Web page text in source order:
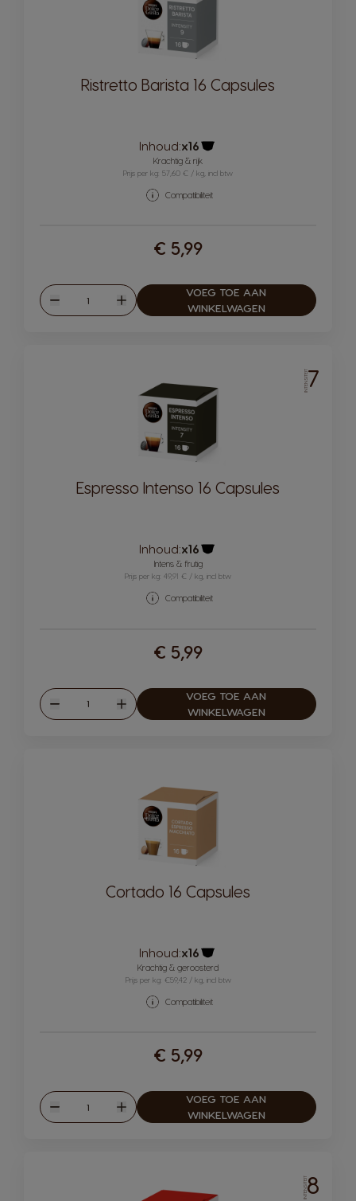
Ristretto Barista 16 Capsules
Inhoud:x16
Pictogram capsule
Krachtig & rijk
Prijs per kg: 57,60 € / kg, incl btw
Compatibiliteit
€ 5,99
Verlagen
Hoeveelheid
Verhogen
VOEG TOE AAN
WINKELWAGEN
INTENSITEIT7
Espresso Intenso 16 Capsules
Inhoud:x16
Pictogram capsule
Intens & frutig
Prijs per kg: 49,91 € / kg, incl btw
Compatibiliteit
€ 5,99
Verlagen
Hoeveelheid
Verhogen
VOEG TOE AAN
WINKELWAGEN
Cortado 16 Capsules
Inhoud:x16
Pictogram capsule
Krachtig & geroosterd
Prijs per kg: €59,42 / kg, incl btw
Compatibiliteit
€ 5,99
Verlagen
Hoeveelheid
Verhogen
VOEG TOE AAN
WINKELWAGEN
INTENSITEIT8